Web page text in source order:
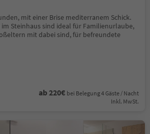
mit einer Brise mediterranem Schick.
Steinhaus sind ideal für Familienurlaube,
mit dabei sind, für befreundete
ab 220€ bei Belegung 4 Gäste / Nacht
Inkl. MwSt.